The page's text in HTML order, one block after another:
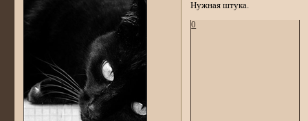
Нужная штука.
0